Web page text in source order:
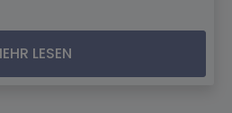
LESEN